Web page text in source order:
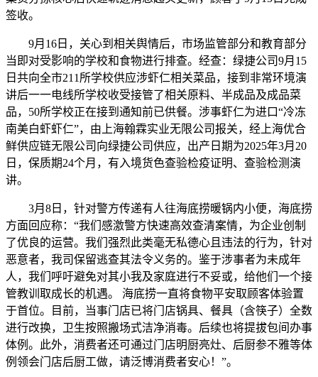
签收。
9月16日，关心到相关舆情后，市场监管部分和教育部分
当即对受影响的学校和食物进行排查。经查：绿捷公司9月15
日共向全市211所学校供应涉虾仁相关菜品，接到非常环境演
讲后一一电线所学校收受接管了相关原料、半成品及成品菜
品，50所学校正在接到通知前已供餐。涉事虾仁为进口“冷冻
南美白虾虾仁”，由上海翰霖实业无限公司报关，经上海优合
鲜供应链无限公司向绿捷公司供应，出产日期为2025年3月20
日，保质期24个月，有入境货色查验检疫证明、查验检测演
讲。
3月8日，针对警方传递有人往海底捞暖锅内小便，海底捞
方面回应称：“我们感激警方快速高效查清案情，为企业创制
了优良的运营。我们强烈此类毫无私德心且违法的行为，针对
恶意者，我司保留逃查其法令义务的。鉴于涉事者为未成年
人，我们呼吁避免对其小我及家庭进行不妥或，给他们一个接
管教训取成长的机遇。 海底捞一直将食物平安取顾客体验置
于首位。目前，当事门店已将门店锅具、餐具（含筷子）全数
进行改换，卫生按照搬场式洁净消毒。后续也将提拔包间办事
体例。此外，消费者还可通过门店明厨亮灶、后厨参不雅等体
例领会门店后厨工做，请泛博消费者安心！”。